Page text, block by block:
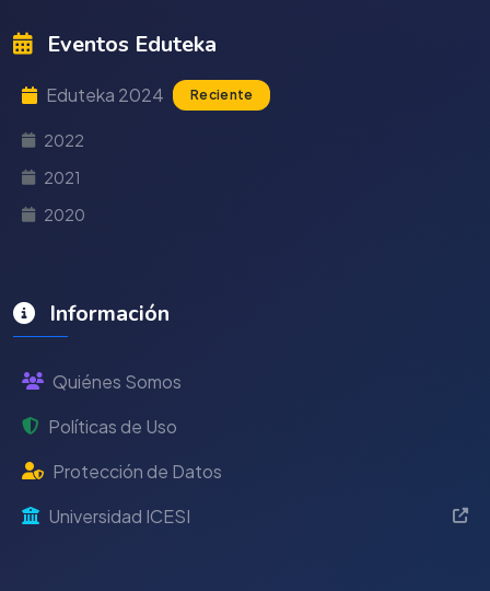
Eventos Eduteka
Eduteka 2024 Reciente
2022
2021
2020
Información
Quiénes Somos
Políticas de Uso
Protección de Datos
Universidad ICESI